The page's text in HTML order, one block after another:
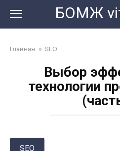
контенту
БОМЖ
Главная » SEO
Выбор
технологии
SEO